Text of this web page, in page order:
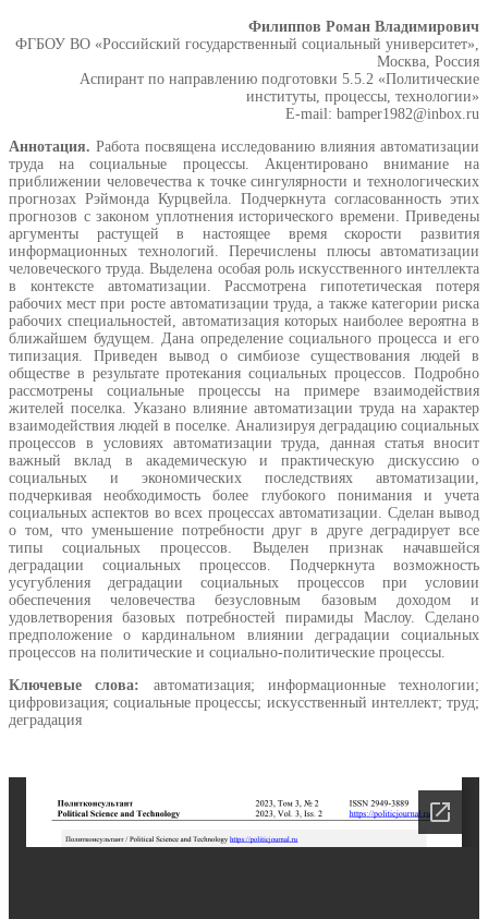
Филиппов Роман Владимирович
ФГБОУ ВО «Российский государственный социальный университет»,
Москва, Россия
Аспирант по направлению подготовки 5.5.2 «Политические
институты, процессы, технологии»
E-mail: bamper1982@inbox.ru
Аннотация. Работа посвящена исследованию влияния автоматизации
труда на социальные процессы. Акцентировано внимание на
приближении человечества к точке сингулярности и технологических
прогнозах Рэймонда Курцвейла. Подчеркнута согласованность этих
прогнозов с законом уплотнения исторического времени. Приведены
аргументы растущей в настоящее время скорости развития
информационных технологий. Перечислены плюсы автоматизации
человеческого труда. Выделена особая роль искусственного интеллекта
в контексте автоматизации. Рассмотрена гипотетическая потеря
рабочих мест при росте автоматизации труда, а также категории риска
рабочих специальностей, автоматизация которых наиболее вероятна в
ближайшем будущем. Дана определение социального процесса и его
типизация. Приведен вывод о симбиозе существования людей в
обществе в результате протекания социальных процессов. Подробно
рассмотрены социальные процессы на примере взаимодействия
жителей поселка. Указано влияние автоматизации труда на характер
взаимодействия людей в поселке. Анализируя деградацию социальных
процессов в условиях автоматизации труда, данная статья вносит
важный вклад в академическую и практическую дискуссию о
социальных и экономических последствиях автоматизации,
подчеркивая необходимость более глубокого понимания и учета
социальных аспектов во всех процессах автоматизации. Сделан вывод
о том, что уменьшение потребности друг в друге деградирует все
типы социальных процессов. Выделен признак начавшейся
деградации социальных процессов. Подчеркнута возможность
усугубления деградации социальных процессов при условии
обеспечения человечества безусловным базовым доходом и
удовлетворения базовых потребностей пирамиды Маслоу. Сделано
предположение о кардинальном влиянии деградации социальных
процессов на политические и социально-политические процессы.
Ключевые слова: автоматизация; информационные технологии;
цифровизация; социальные процессы; искусственный интеллект; труд;
деградация